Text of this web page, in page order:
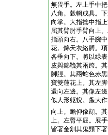
無畏手。左上手中
八角。穀輞成具。
向掌。大指捻中指
屈其臂肘手臂向上
指頭向右。八手腕
花。錦天衣絡膊。項
各垂向下。將以緑
皮與錦鞔其兩跨。
脚脛。其兩蛇色赤
寶雙蓮花上。其左
還向左邊。其像左
似人形躯貎。麁大
向上。瞻仰像顔。
上。左臂平屈。展
皆著金釧其鬼頸下